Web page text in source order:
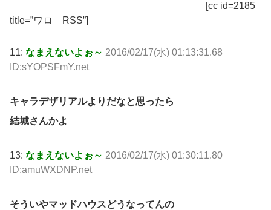
[cc id=2185
title=”ワロ RSS”]
11: なまえないよぉ～ 2016/02/17(水) 01:13:31.68
ID:sYOPSFmY.net
キャラデザリアルよりだなと思ったら
結城さんかよ
13: なまえないよぉ～ 2016/02/17(水) 01:30:11.80
ID:amuWXDNP.net
そういやマッドハウスどうなってんの